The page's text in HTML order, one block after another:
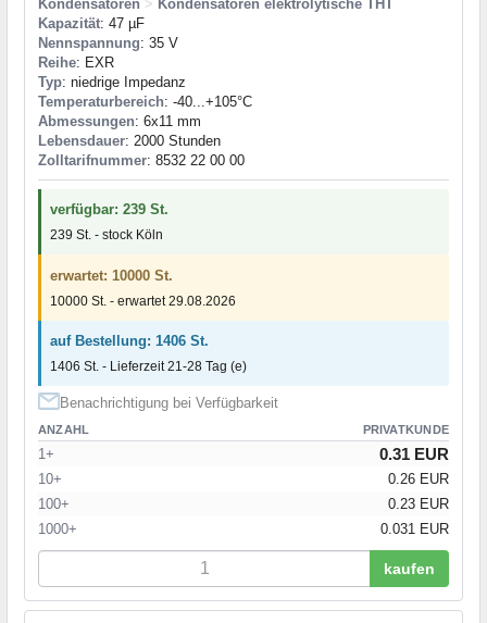
Kondensatoren > Kondensatoren elektrolytische THT
Kapazität: 47 µF
Nennspannung: 35 V
Reihe: EXR
Typ: niedrige Impedanz
Temperaturbereich: -40...+105°C
Abmessungen: 6x11 mm
Lebensdauer: 2000 Stunden
Zolltarifnummer: 8532 22 00 00
verfügbar: 239 St.
239 St. - stock Köln
erwartet: 10000 St.
10000 St. - erwartet 29.08.2026
auf Bestellung: 1406 St.
1406 St. - Lieferzeit 21-28 Tag (e)
Benachrichtigung bei Verfügbarkeit
ANZAHL PRIVATKUNDE
1+ 0.31 EUR
10+
0.26 EUR
100+
0.23 EUR
1000+
0.031 EUR
kaufen